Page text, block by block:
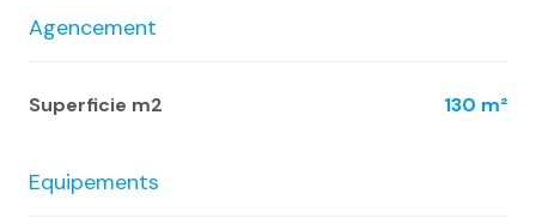
Agencement
Superficie m2 130 m²
Equipements